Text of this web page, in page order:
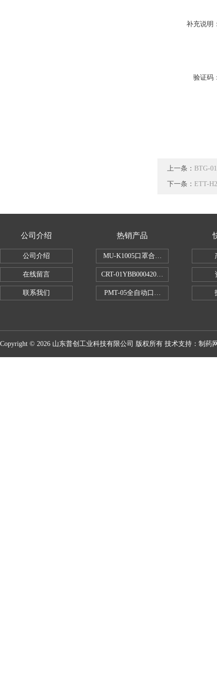
补充说明
验证码
上一条： BTG-
下一条： ETT-
公司介绍
公司介绍
在线留言
联系我们
热销产品
MU-K1005口罩合成血液穿透试验仪
CRT-01YBB00042005数显式安瓿瓶圆
PMT-05全自动口红折断力测试仪
Copyright © 2026 山东普创工业科技有限公司 版权所有 技术支持： 制药